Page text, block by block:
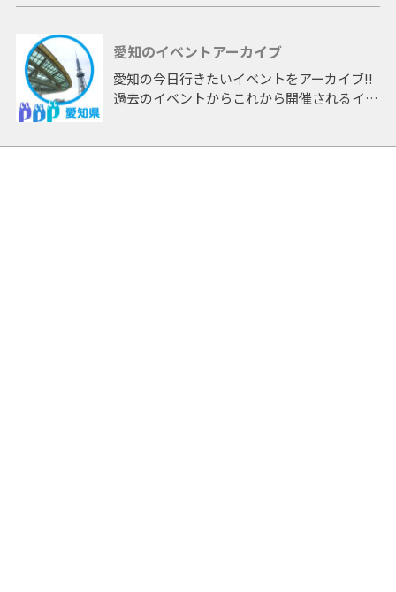
愛知のイベントアーカイブ
愛知の今日行きたいイベントをアーカイブ!!
過去のイベントからこれから開催されるイベ